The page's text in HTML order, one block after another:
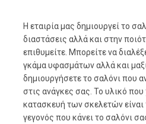
Η εταιρία μας δημιουργεί το
διαστάσεις αλλά και στην
επιθυμείτε. Μπορείτε να
γκάμα υφασμάτων αλλά και
δημιουργήσετε το σαλόνι που
στις ανάγκες σας. Το υλικό που
κατασκευή των σκελετών
γεγονός που κάνει το σαλόνι